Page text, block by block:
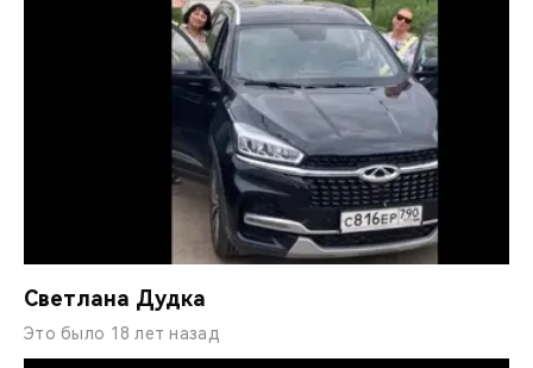
Светлана Дудка
Это было 18 лет назад